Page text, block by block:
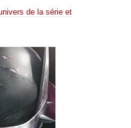
de la série et